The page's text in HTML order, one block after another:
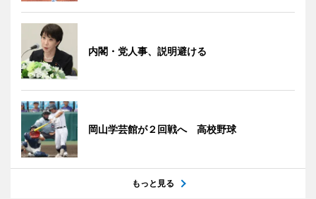
内閣・党人事、説明避ける
岡山学芸館が２回戦へ 高校野球
もっと見る